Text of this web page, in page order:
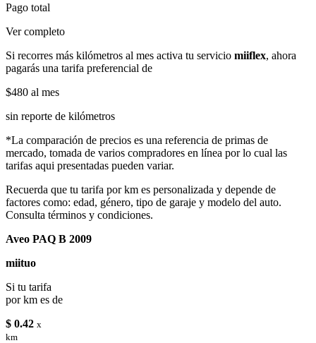
Pago total
Ver completo
Si recorres más kilómetros al mes activa tu servicio miiflex, ahora
pagarás una tarifa preferencial de
$480 al mes
sin reporte de kilómetros
*La comparación de precios es una referencia de primas de
mercado, tomada de varios compradores en línea por lo cual las
tarifas aqui presentadas pueden variar.
Recuerda que tu tarifa por km es personalizada y depende de
factores como: edad, género, tipo de garaje y modelo del auto.
Consulta términos y condiciones.
Aveo PAQ B 2009
miituo
Si tu tarifa
por km es de
$ 0.42 x
km